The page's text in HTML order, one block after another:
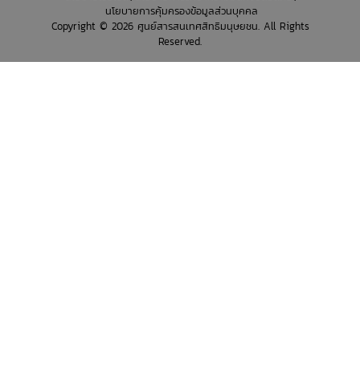
นโยบายการคุ้มครองข้อมูลส่วนบุคคล
Copyright © 2026 ศูนย์สารสนเทศสิทธิมนุษยชน. All Rights
Reserved.